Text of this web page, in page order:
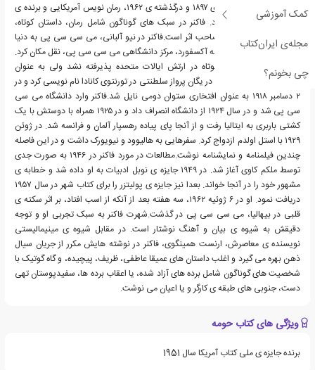
کمک آموزشی
مجله‌ی ایران‌کتاب
چی بخونم؟
ویلیام کاتبرت فالکنر زاده ی ۱۸۹۷ و درگذشته ی ۱۹۶۲، رمان نویس آمریکایی و برنده ی
جایزه ی نوبل ادبیات بود. فاکنر در سبک های گوناگون شامل رمان، داستان کوتاه،
نمایشنامه، شعر و مقاله صاحب اثر است.فاکنر در نیو آلبانی، می سی سی پی به دنیا
آمد. در ۱۹۰۲ خانواده اش به آکسفورد، مرکز دانشگاهی می سی سی پی، نقل مکان کرد.
به دلیل وزن کم و قد کوتاه در ارتش ایالات متحده پذیرفته نشد ولی به عنوان
دانشجوی دانشگاه افسری در یگان پرواز سلطنتی در تورنتوی کانادا نام نویسی کرد و در
۲ دسامبر ۱۹۱۸ به عنوان افتخاری ستوان دومی نایل شد.فاکنر وارد دانشگاه می سی
سی پی شد و در سال ۱۹۲۴ از دانشگاه انصراف داد و در ۱۹۲۵ همراه با دوستش با یک
کشتی باربری به ایتالیا رفت و از آنجا پای پیاده رهسپار آلمان و فرانسه شد. در ژوئن
۱۹۲۹ با استل اولدم ازدواج کرد. سفرهایی به هالیوود و نیویورک داشت و در این فاصله
چندین فیلمنامه و نمایشنامه نوشت.مطالعات در مورد فاکنر در ۱۹۴۶ به صورت جدی
توسط ملکم کاوی آغاز شد. در ۱۹۴۹ جایزه ی نوبل ادبیات به او داده شد و خطابه ی
مشهور خود را در آنجا خواند. بعدا نیز جایزه ی پولیتزر را برای کتاب شهر در سال ۱۹۵۷
دریافت نمود. او در ۶ ژوئیه ۱۹۶۲، سه هفته بعد از آنکه از اسب افتاد، بر اثر سکته ی
قلبی در بیهالیا، می سی سی پی در گذشت.شهرت فاکنر به سبک تجربی او و توجه
دقیقش به شیوه ی بیان و آهنگ نوشتار است. در مقابل شیوه ی مینیمالیستی
نویسنده ی معاصرش، ارنست همینگوی، فاکنر در نوشته هایش مکرر از جریان سیال
ذهن بهره می گیرد و اغلب داستان های عمیقا عاطفی، ظریف، پیچیده، و گاه گوتیک با
شخصیت های گوناگون شامل برده های آزاد شده، یا اعقاب برده ها، سفیدپوستان تهی
دست، جنوبی های طبقه ی کارگر و یا اعیان می نوشت.
ویژگی های کتاب حومه
برنده جایزه ی ملی کتاب آمریکا سال 1951